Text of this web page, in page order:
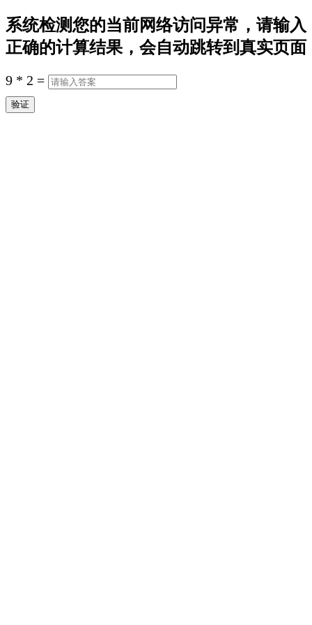
系统检测您的当前网络访问异常，请输入
正确的计算结果，会自动跳转到真实页面
9 * 2 =